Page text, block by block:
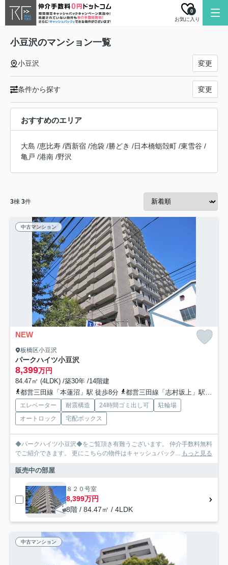
お気に入り
0
小豆沢のマンション一覧
小豆沢 変更
条件から探す 変更
おすすめのエリア
大島 /恵比寿 /西新宿 /池袋 /勝どき /日本橋蛎殻町 /東雪谷 /
亀戸 /港南 /野沢
3棟 3件
中古マンション
NEW
板橋区小豆沢
パークハイツ小豆沢
8,399万円
84.47㎡ (4LDK) /築30年 /14階建
都営三田線「本蓮沼」駅 徒歩8分
都営三田線「志村坂上」駅 徒歩12分
エレベーター 耐震構造 24時間ゴミ出し可
駐輪場
オートロック
宅配ボックス
◆パークハイツ小豆沢◆をご覧頂き有難うございます。 仲介手数料無料
でご紹介できます。 更にこちらの物件はキャッシュバック... もっと見る
販売中の部屋
８２０号室
8,399万円
8階 / 84.47㎡ / 4LDK
中古マンション